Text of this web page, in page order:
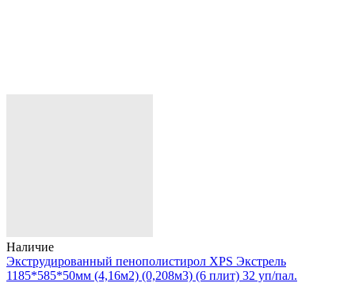
Наличие
Экструдированный пенополистирол XPS Экстрель
1185*585*50мм (4,16м2) (0,208м3) (6 плит) 32 уп/пал.